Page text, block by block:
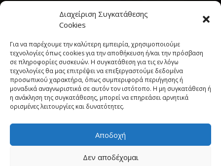
Διαχείριση Συγκατάθεσης
Cookies
Για να παρέχουμε την καλύτερη εμπειρία, χρησιμοποιούμε
τεχνολογίες όπως cookies για την αποθήκευση ή/και την πρόσβαση
σε πληροφορίες συσκευών. Η συγκατάθεση για τις εν λόγω
τεχνολογίες θα μας επιτρέψει να επεξεργαστούμε δεδομένα
προσωπικού χαρακτήρα, όπως συμπεριφορά περιήγησης ή
μοναδικά αναγνωριστικά σε αυτόν τον ιστότοπο. Η μη συγκατάθεση ή
η ανάκληση της συγκατάθεσης, μπορεί να επηρεάσει αρνητικά
ορισμένες λειτουργίες και δυνατότητες.
Αποδοχή
Δεν αποδέχομαι
NEWSLETTER
----------------------
Πολιτική Cookies (ΕΕ)
Όροι και Προϋποθέσεις
Δήλωση Απορρήτου
My account